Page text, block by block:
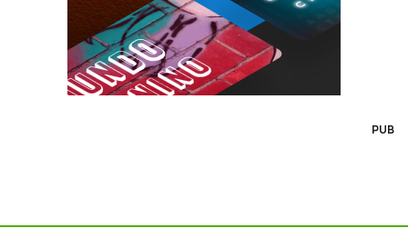
PUB